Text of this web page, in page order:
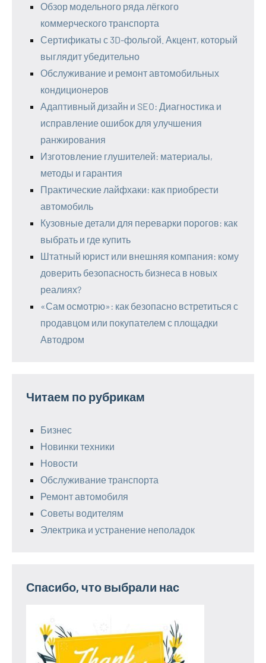
Обзор модельного ряда лёгкого
коммерческого транспорта
Сертификаты с 3D-фольгой. Акцент, который
выглядит убедительно
Обслуживание и ремонт автомобильных
кондиционеров
Адаптивный дизайн и SEO: Диагностика и
исправление ошибок для улучшения
ранжирования
Изготовление глушителей: материалы,
методы и гарантия
Практические лайфхаки: как приобрести
автомобиль
Кузовные детали для переварки порогов: как
выбрать и где купить
Штатный юрист или внешняя компания: кому
доверить безопасность бизнеса в новых
реалиях?
«Сам осмотрю»: как безопасно встретиться с
продавцом или покупателем с площадки
Автодром
Читаем по рубрикам
Бизнес
Новинки техники
Новости
Обслуживание транспорта
Ремонт автомобиля
Советы водителям
Электрика и устранение неполадок
Спасибо, что выбрали нас